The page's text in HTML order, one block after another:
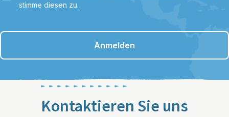
stimme diesen zu.
Anmelden
Kontaktieren Sie uns